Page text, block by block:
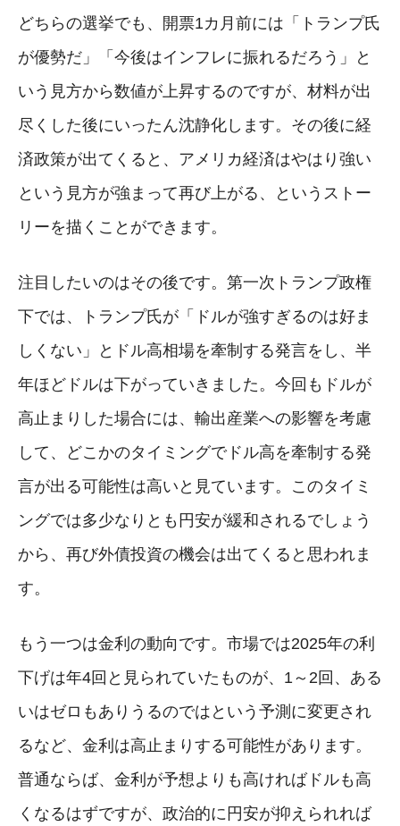
どちらの選挙でも、開票1カ月前には「トランプ氏
が優勢だ」「今後はインフレに振れるだろう」と
いう見方から数値が上昇するのですが、材料が出
尽くした後にいったん沈静化します。その後に経
済政策が出てくると、アメリカ経済はやはり強い
という見方が強まって再び上がる、というストー
リーを描くことができます。
注目したいのはその後です。第一次トランプ政権
下では、トランプ氏が「ドルが強すぎるのは好ま
しくない」とドル高相場を牽制する発言をし、半
年ほどドルは下がっていきました。今回もドルが
高止まりした場合には、輸出産業への影響を考慮
して、どこかのタイミングでドル高を牽制する発
言が出る可能性は高いと見ています。このタイミ
ングでは多少なりとも円安が緩和されるでしょう
から、再び外債投資の機会は出てくると思われま
す。
もう一つは金利の動向です。市場では2025年の利
下げは年4回と見られていたものが、1～2回、ある
いはゼロもありうるのではという予測に変更され
るなど、金利は高止まりする可能性があります。
普通ならば、金利が予想よりも高ければドルも高
くなるはずですが、政治的に円安が抑えられれば